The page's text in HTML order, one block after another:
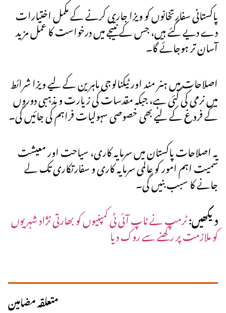
پاکستانی سفارتخانوں کو ویزا جاری کرنے کے مکمل اختیارات
دے دیے گئے ہیں، جس کے نتیجے میں درخواست کا عمل مزید
آسان تر ہوجائے گا۔
اصلاحات میں ہنر مند اور ٹیکنالوجی ماہرین کے لیے ویزا شرائط
میں نرمی کی گئی ہے، جبکہ مقدسات کی زیارت و مذہبی دوروں
کے فروغ کے لیے بھی خصوصی سہولیات فراہم کی جائیں گی۔
یہ اصلاحات پاکستان میں سرمایہ کاری، سیاحت اور معیشت
سمیت اہم امور کو عالمی سرمایہ کاری و سفارتکاری تک لے
جانے کا سبب بنیں گی۔
دیکھیں:ٹرمپ نے ٹاپ آئی ٹی کمپنیوں کو بھارتی نژاد شہریوں
کو ملازمت پر رکھنے سے روک دیا
متعلقہ مضامین